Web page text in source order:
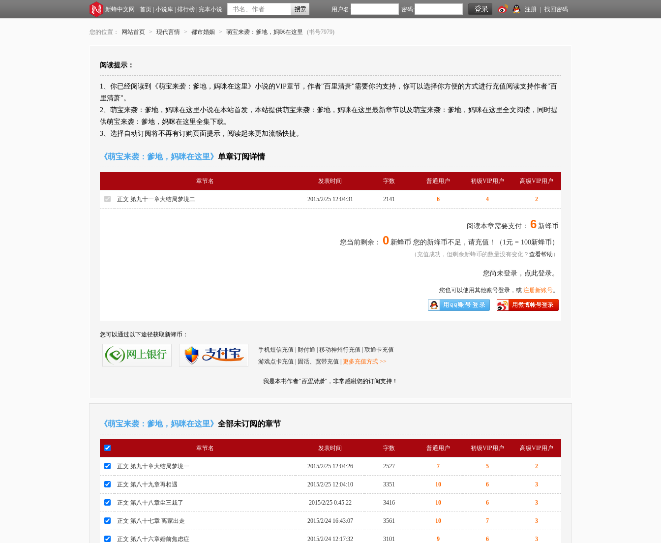
新蜂中文网 首页 小说库 排行榜 完本小说 用户名: 密码: 注册 找回密码
您的位置： 网站首页 > 现代言情 > 都市婚姻 > 萌宝来袭：爹地，妈咪在这里 (书号7979)
阅读提示：
1、你已经阅读到《萌宝来袭：爹地，妈咪在这里》小说的VIP章节，作者"百里清萧"需要你的支持，你可以选择你方便的方式进行充值阅读支持作者"百
里清萧"。
2、萌宝来袭：爹地，妈咪在这里小说在本站首发，本站提供萌宝来袭：爹地，妈咪在这里最新章节以及萌宝来袭：爹地，妈咪在这里全文阅读，同时提
供萌宝来袭：爹地，妈咪在这里全集下载。
3、选择自动订阅将不再有订购页面提示，阅读起来更加流畅快捷。
《萌宝来袭：爹地，妈咪在这里》 单章订阅详情
章节名 发表时间 字数 普通用户 初级VIP用户 高级VIP用户
正文 第九十一章大结局梦境二 2015/2/25 12:04:31 2141 6 4 2
阅读本章需要支付： 6 新蜂币
您当前剩余： 0 新蜂币 您的新蜂币不足，请充值 ！（1元 = 100新蜂币）
（充值成功，但剩余新蜂币的数量没有变化？ 查看帮助 ）
您尚未登录，点此登录。
您也可以使用其他账号登录，或 注册新账号。
您可以通过以下途径获取新蜂币：
手机短信充值 | 财付通 | 移动神州行充值 | 联通卡充值
游戏点卡充值 | 固话、宽带充值 | 更多充值方式 >>
我是本书作者"百里清萧" ，非常感谢您的订阅支持！
《萌宝来袭：爹地，妈咪在这里》 全部未订阅的章节
章节名 发表时间 字数 普通用户 初级VIP用户 高级VIP用户
正文 第九十章大结局梦境一 2015/2/25 12:04:26 2527 7 5 2
正文 第八十九章再相遇 2015/2/25 12:04:10 3351 10 6 3
正文 第八十八章尘三栽了 2015/2/25 0:45:22 3416 10 6 3
正文 第八十七章 离家出走 2015/2/24 16:43:07 3561 10 7 3
正文 第八十六章婚前焦虑症 2015/2/24 12:17:32 3101 9 6 3